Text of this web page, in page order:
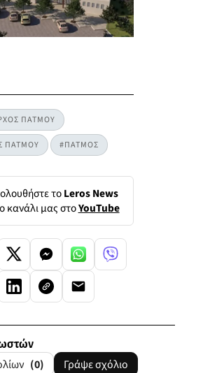
ΠΑΤΜΟΥ
ΠΑΤΜΟΥ #ΠΑΤΜΟΣ
τοLeros News
κανάλι μας στοYouTube
(0) Γράψε σχόλιο